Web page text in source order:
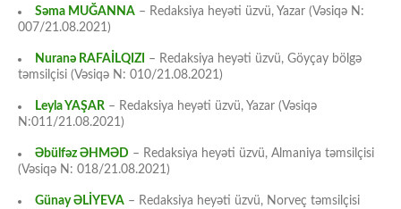
Səma MUĞANNA – Redaksiya heyəti üzvü, Yazar (Vəsiqə N:
007/21.08.2021)
Nuranə RAFAİLQIZI
– Redaksiya heyəti üzvü, Göyçay bölgə
təmsilçisi (Vəsiqə N: 010/21.08.2021)
Leyla YAŞAR – Redaksiya heyəti üzvü, Yazar (Vəsiqə
N:011/21.08.2021)
Əbülfəz ƏHMƏD – Redaksiya heyəti üzvü, Almaniya təmsilçisi
(Vəsiqə N: 018/21.08.2021)
Günay ƏLİYEVA – Redaksiya heyəti üzvü, Norveç təmsilçisi